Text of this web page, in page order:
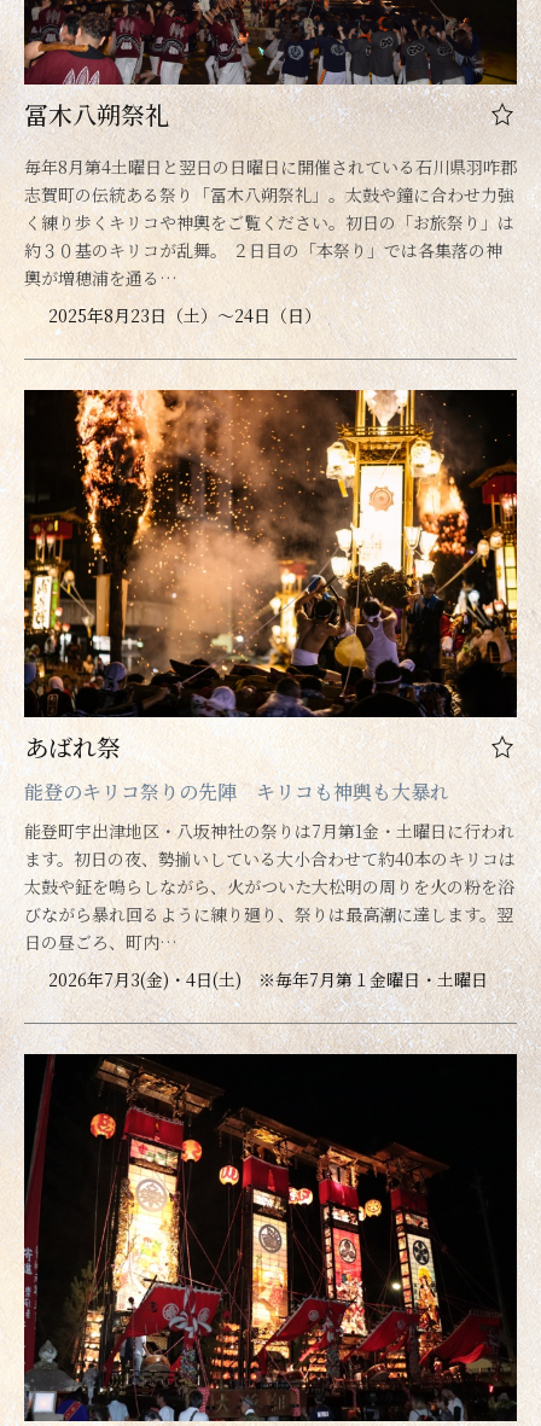
冨木八朔祭礼
毎年8月第4土曜日と翌日の日曜日に開催されている石川県羽咋郡
志賀町の伝統ある祭り「冨木八朔祭礼」。太鼓や鐘に合わせ力強
く練り歩くキリコや神輿をご覧ください。初日の「お旅祭り」は
約３０基のキリコが乱舞。 ２日目の「本祭り」では各集落の神
輿が増穂浦を通る…
2025年8月23日（土）～24日（日）
あばれ祭
能登のキリコ祭りの先陣 キリコも神輿も大暴れ
能登町宇出津地区・八坂神社の祭りは7月第1金・土曜日に行われ
ます。初日の夜、勢揃いしている大小合わせて約40本のキリコは
太鼓や鉦を鳴らしながら、火がついた大松明の周りを火の粉を浴
びながら暴れ回るように練り廻り、祭りは最高潮に達します。翌
日の昼ごろ、町内…
2026年7月3(金)・4日(土) ※毎年7月第１金曜日・土曜日